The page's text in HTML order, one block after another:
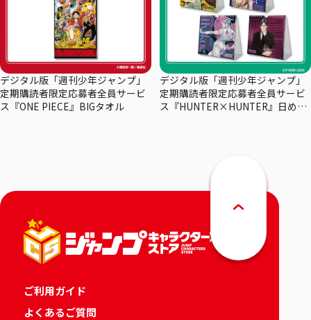
デジタル版「週刊少年ジャンプ」
定期購読者限定応募者全員サービ
ス『ONE PIECE』BIGタオル
デジタル版「週刊少年ジャンプ」
定期購読者限定応募者全員サービ
ス『HUNTER×HUNTER』日めく
ご利用ガイド
よくあるご質問